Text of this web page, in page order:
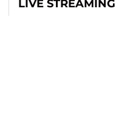
LIVE STREAMING